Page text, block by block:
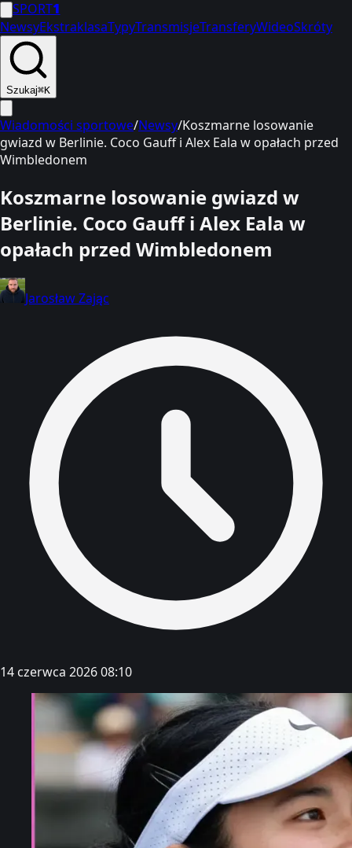
SPORT1
NewsyEkstraklasaTypyTransmisjeTransferyWideoSkróty
Szukaj⌘K
Wiadomości sportowe/Newsy/Koszmarne losowanie
gwiazd w Berlinie. Coco Gauff i Alex Eala w opałach przed
Wimbledonem
Koszmarne losowanie gwiazd w
Berlinie. Coco Gauff i Alex Eala w
opałach przed Wimbledonem
Jarosław Zając
14 czerwca 2026 08:10